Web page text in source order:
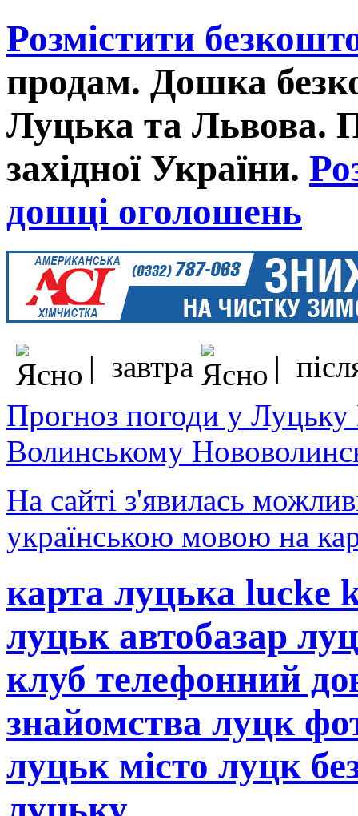
Розмістити
продам. Дошка
Луцька та Львова.
західної України.
дошці оголошень
| завтра
|
Прогноз погоди у
Волинському
На сайті з'явилась
українською мовою на
карта луцька lucke
луцьк автобазар
клуб телефонний
знайомства луцк
луцьк місто луцк